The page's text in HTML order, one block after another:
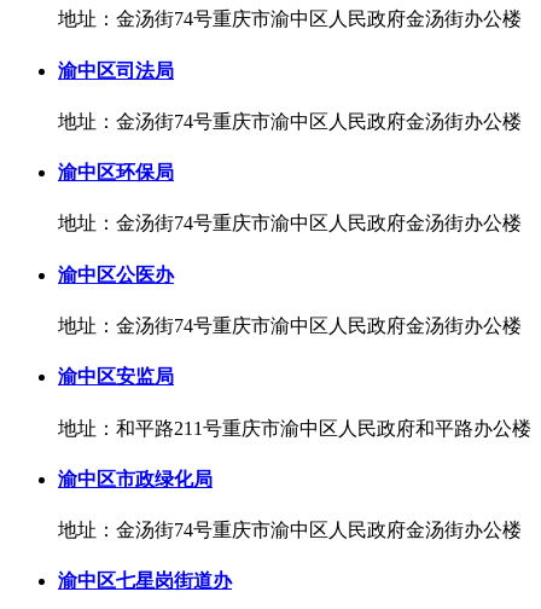
地址：金汤街74号重庆市渝中区人民政府金汤街办公楼
渝中区司法局
地址：金汤街74号重庆市渝中区人民政府金汤街办公楼
渝中区环保局
地址：金汤街74号重庆市渝中区人民政府金汤街办公楼
渝中区公医办
地址：金汤街74号重庆市渝中区人民政府金汤街办公楼
渝中区安监局
地址：和平路211号重庆市渝中区人民政府和平路办公楼
渝中区市政绿化局
地址：金汤街74号重庆市渝中区人民政府金汤街办公楼
渝中区七星岗街道办